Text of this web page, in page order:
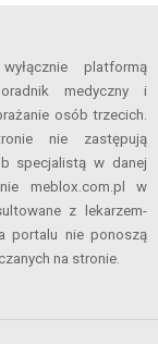
platformą
medyczny i
osób trzecich.
nie zastępują
specjalistą w danej
meblox.com.pl w
z lekarzem-
portalu nie ponoszą
na stronie.